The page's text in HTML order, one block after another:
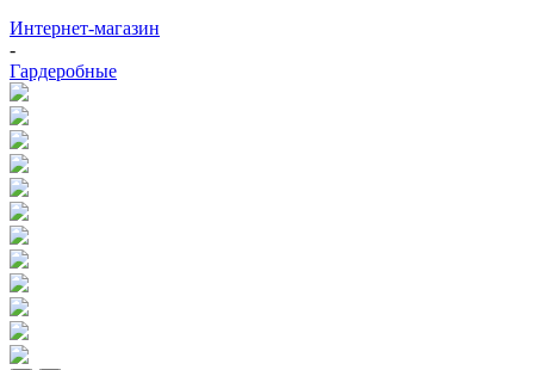
Интернет-магазин
-
Гардеробные